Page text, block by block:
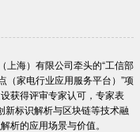
上海）有限公司牵头的“工信部
（家电行业应用服务平台）”项
获得评审专家认可，专家表
新标识解析与区块链等技术融
析的应用场景与价值。